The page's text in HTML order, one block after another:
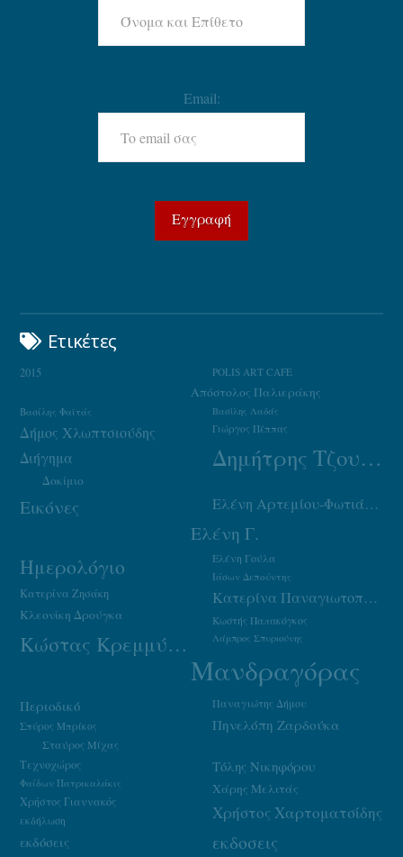
Email:
Ετικέτες
2015 POLIS ART CAFE
Απόστολος Παλιεράκης
Βασίλης Λαδάς
Βασίλης Φαϊτάς
Γιώργος Πέππας
Δήμος Χλωπτσιούδης
Δημήτρης Τζουμάκας
Διήγημα
Δοκίμιο
Εικόνες Ελένη Αρτεμίου-Φωτιάδου
Ελένη Γ.
Ελένη Γούλα
Ημερολόγιο Ιάσων Δεπούντης
Κατερίνα Ζησάκη Κατερίνα Παναγιωτοπούλου
Κλεονίκη Δρούγκα Κωστής Παπακόγκος
Κώστας Κρεμμύδας Λάμπρος Σπυριούνης
Μανδραγόρας
Παναγιώτης Δήμου
Περιοδικό
Πηνελόπη Ζαρδούκα
Σπύρος Μπρίκος
Σταύρος Μίχας
Τεχνοχώρος
Τόλης Νικηφόρου
Φαίδων Πατρικαλάκις Χάρης Μελιτάς
Χρήστος Γιαννακός
Χρήστος Χαρτοματσίδης
εκδήλωση
εκδοσεις
εκδόσεις